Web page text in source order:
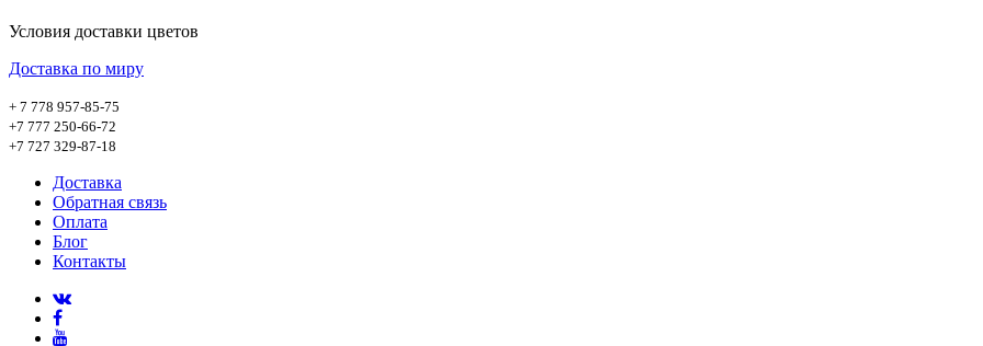
Условия доставки цветов
Доставка по миру
+ 7 778 957-85-75
+7 777 250-66-72
+7 727 329-87-18
Доставка
Обратная связь
Оплата
Блог
Контакты